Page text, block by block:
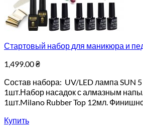
Стартовый набор для маникюра и
1,499.00₴
Состав набора: UV/LED лампа SUN
1шт.Набор насадок с алмазным
1шт.Milano Rubber Top 12мл.
Купить